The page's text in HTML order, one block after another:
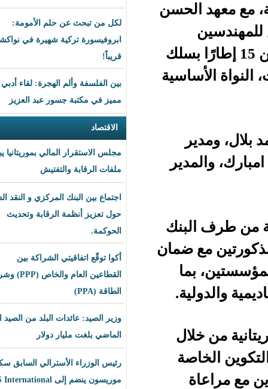
لكل من تبحث عن حلم الأمومة:
ابروفيسورة تركية شهيرة في نواكشوط
قريباً!
بين الفلسفة وألم الهجرة: لقاء أدبي
مميز في مكتبة جسور عبد العزيز
مجلس الاستقرار المالي بموريتانيا يبحث
ملفات الرقابة والتفتيش
اجتماع بين البنك المركزي و النقد الدولي
حول تعزيز أنظمة الرقابة وتحديث
الحوكمة.
أكوا توقّع اتفاقيتي الشراكة بين
القطاعين العام والخاص (PPP) وشراء
الطاقة (PPA)
وزير الصيد: عائدات البلد من الصيد العام
الماضي بلغت مليار دولار
رئيس الوزراء الأسترالي السابق سكوت
موريسون ينضم إلى BLS International
تكوين 15 إطارًا بسلك
ضمان